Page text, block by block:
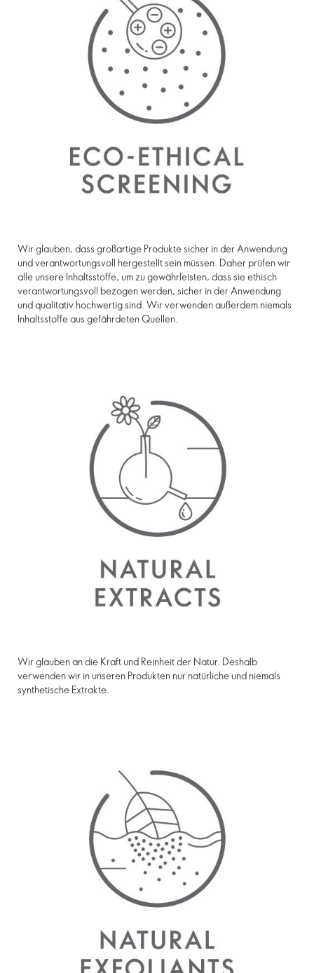
Wir glauben, dass großartige Produkte sicher in der Anwendung
und verantwortungsvoll hergestellt sein müssen. Daher prüfen wir
alle unsere Inhaltsstoffe, um zu gewährleisten, dass sie ethisch
verantwortungsvoll bezogen werden, sicher in der Anwendung
und qualitativ hochwertig sind. Wir verwenden außerdem niemals
Inhaltsstoffe aus gefährdeten Quellen.
Wir glauben an die Kraft und Reinheit der Natur. Deshalb
verwenden wir in unseren Produkten nur natürliche und niemals
synthetische Extrakte.